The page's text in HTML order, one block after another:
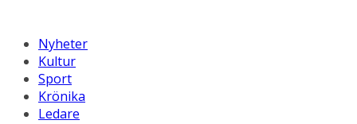
Nyheter
Kultur
Sport
Krönika
Ledare